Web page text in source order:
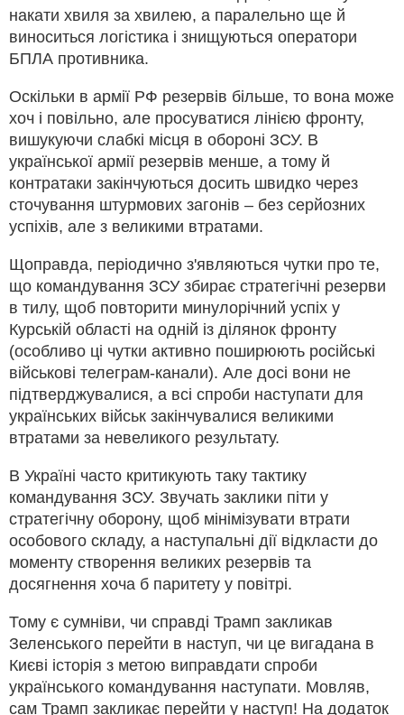
накати хвиля за хвилею, а паралельно ще й
виноситься логістика і знищуються оператори
БПЛА противника.
Оскільки в армії РФ резервів більше, то вона може
хоч і повільно, але просуватися лінією фронту,
вишукуючи слабкі місця в обороні ЗСУ. В
української армії резервів менше, а тому й
контратаки закінчуються досить швидко через
сточування штурмових загонів – без серйозних
успіхів, але з великими втратами.
Щоправда, періодично з'являються чутки про те,
що командування ЗСУ збирає стратегічні резерви
в тилу, щоб повторити минулорічний успіх у
Курській області на одній із ділянок фронту
(особливо ці чутки активно поширюють російські
військові телеграм-канали). Але досі вони не
підтверджувалися, а всі спроби наступати для
українських військ закінчувалися великими
втратами за невеликого результату.
В Україні часто критикують таку тактику
командування ЗСУ. Звучать заклики піти у
стратегічну оборону, щоб мінімізувати втрати
особового складу, а наступальні дії відкласти до
моменту створення великих резервів та
досягнення хоча б паритету у повітрі.
Тому є сумніви, чи справді Трамп закликав
Зеленського перейти в наступ, чи це вигадана в
Києві історія з метою виправдати спроби
українського командування наступати. Мовляв,
сам Трамп закликає перейти у наступ! На додаток